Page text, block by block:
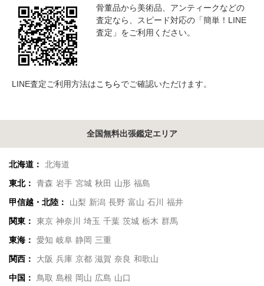
骨董品から美術品、アンティークなどの
査定なら、スピード対応の「簡単！LINE
査定」をご利用ください。
LINE査定ご利用方法はこちらでご確認いただけます。
全国無料出張鑑定エリア
北海道：
北海道
東北：
青森 岩手 宮城 秋田 山形 福島
甲信越・北陸：
山梨 新潟 長野 富山 石川
福井
関東：
東京 神奈川 埼玉 千葉 茨城 栃木 群馬
東海：
愛知 岐阜 静岡 三重
関西：
大阪 兵庫 京都 滋賀 奈良 和歌山
中国：
鳥取 島根 岡山 広島 山口